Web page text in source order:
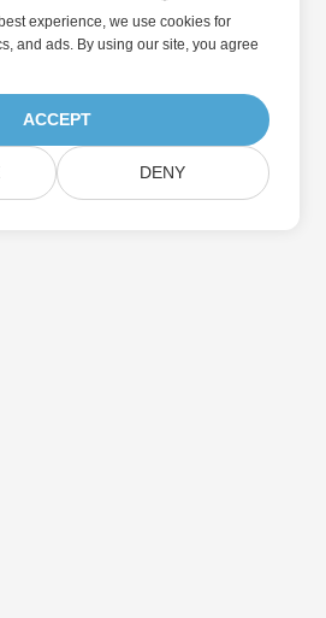
experience, we use cookies for
and ads. By using our site, you agree
ACCEPT
DENY